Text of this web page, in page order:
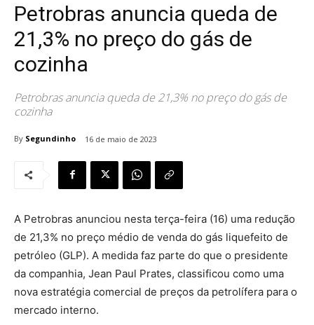
Petrobras anuncia queda de
21,3% no preço do gás de
cozinha
Petrobras anuncia queda de 21,3% no preço do gás de
cozinha
By Segundinho 16 de maio de 2023
A Petrobras anunciou nesta terça-feira (16) uma redução
de 21,3% no preço médio de venda do gás liquefeito de
petróleo (GLP). A medida faz parte do que o presidente
da companhia, Jean Paul Prates, classificou como uma
nova estratégia comercial de preços da petrolífera para o
mercado interno.